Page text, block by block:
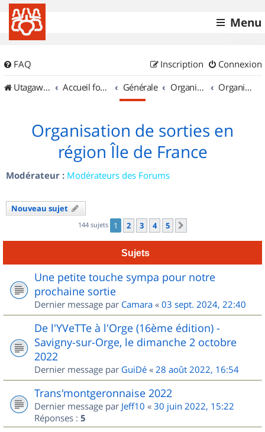
Menu
FAQ Connexion
Inscription
UtagawaVTT (Randos VTT et VTTAE avec traces GPS)
Accueil forum Générale Organisation de sorties & Recherche de partenaires Organisation de sorties en région Île de France
Organisation de sorties en
région Île de France
Modérateur : Modérateurs des Forums
Nouveau sujet
144 sujets 1 2 3 4 5
Sujets
Une petite touche sympa pour notre
prochaine sortie
Dernier message par Camara « 03 sept. 2024, 22:40
De l'YVeTTe à l'Orge (16ème édition) -
Savigny-sur-Orge, le dimanche 2 octobre
2022
Dernier message par GuiDé « 28 août 2022, 16:54
Trans'montgeronnaise 2022
Dernier message par Jeff10 « 30 juin 2022, 15:22
Réponses : 5